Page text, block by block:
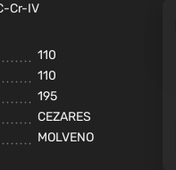
Cr-IV
110
110
195
CEZARES
MOLVENO